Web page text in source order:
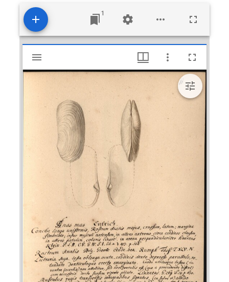
1
Mirador
viewer